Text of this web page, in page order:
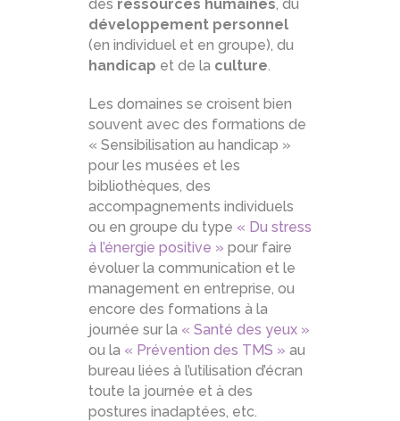
des ressources humaines, du
développement personnel
(en individuel et en groupe), du
handicap et de la culture.
Les domaines se croisent bien
souvent avec des formations de
« Sensibilisation au handicap »
pour les musées et les
bibliothèques, des
accompagnements individuels
ou en groupe du type « Du stress
à l’énergie positive » pour faire
évoluer la communication et le
management en entreprise, ou
encore des formations à la
journée sur la « Santé des yeux »
ou la « Prévention des TMS » au
bureau liées à l’utilisation d’écran
toute la journée et à des
postures inadaptées, etc.